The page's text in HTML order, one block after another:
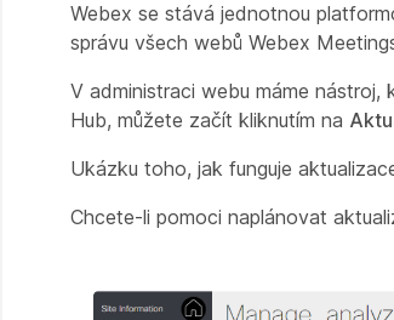
Webex se stává jednotnou
správu všech webů Webex
V administraci webu máme
Hub, můžete začít kliknutím na
Ukázku toho, jak funguje
Chcete-li pomoci naplánovat